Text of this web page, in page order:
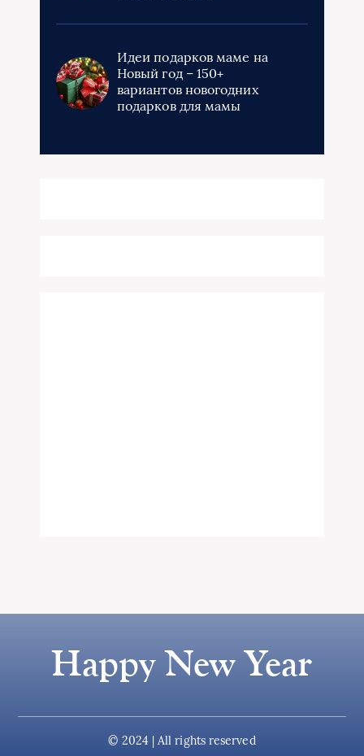
Идеи подарков маме на
Новый год – 150+
вариантов новогодних
подарков для мамы
Happy New Year
© 2024 | All rights reserved